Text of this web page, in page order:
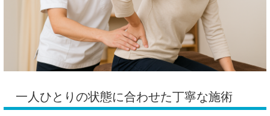
一人ひとりの状態に合わせた丁寧な施術